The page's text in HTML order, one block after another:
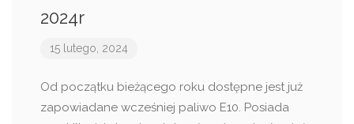
2024r
15 lutego, 2024
Od początku bieżącego roku dostępne jest już
zapowiadane wcześniej paliwo E10. Posiada